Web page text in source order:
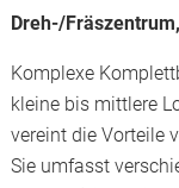
Dreh-/
Komplexe
kleine bis mittlere
vereint die Vorteile
Sie umfasst